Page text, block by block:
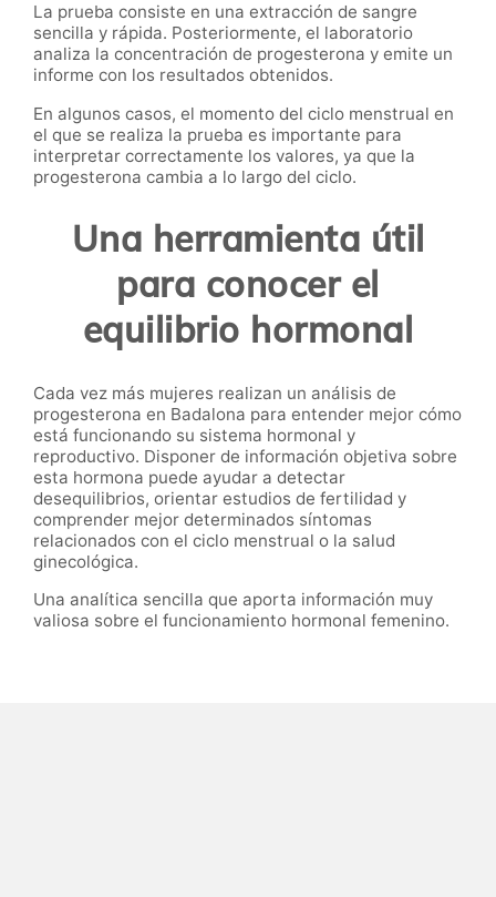
La prueba consiste en una extracción de sangre
sencilla y rápida. Posteriormente, el laboratorio
analiza la concentración de progesterona y emite un
informe con los resultados obtenidos.
En algunos casos, el momento del ciclo menstrual en
el que se realiza la prueba es importante para
interpretar correctamente los valores, ya que la
progesterona cambia a lo largo del ciclo.
Una herramienta útil
para conocer el
equilibrio hormonal
Cada vez más mujeres realizan un análisis de
progesterona en Badalona para entender mejor cómo
está funcionando su sistema hormonal y
reproductivo. Disponer de información objetiva sobre
esta hormona puede ayudar a detectar
desequilibrios, orientar estudios de fertilidad y
comprender mejor determinados síntomas
relacionados con el ciclo menstrual o la salud
ginecológica.
Una analítica sencilla que aporta información muy
valiosa sobre el funcionamiento hormonal femenino.